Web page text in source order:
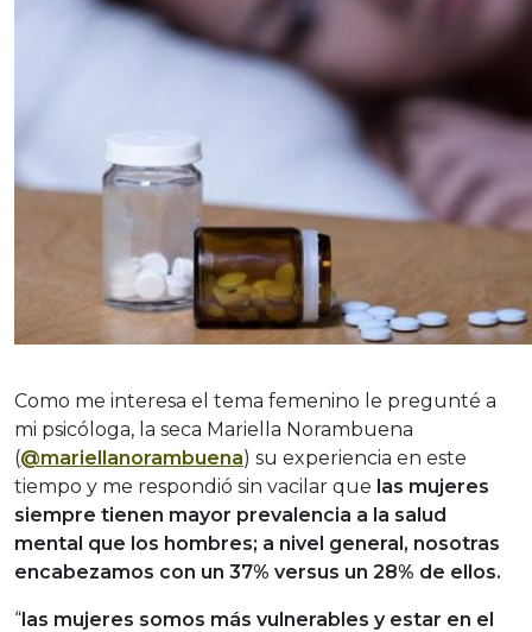
Como me interesa el tema femenino le pregunté a
mi psicóloga, la seca Mariella Norambuena
(@mariellanorambuena) su experiencia en este
tiempo y me respondió sin vacilar que las mujeres
siempre tienen mayor prevalencia a la salud
mental que los hombres; a nivel general, nosotras
encabezamos con un 37% versus un 28% de ellos.
“las mujeres somos más vulnerables y estar en el